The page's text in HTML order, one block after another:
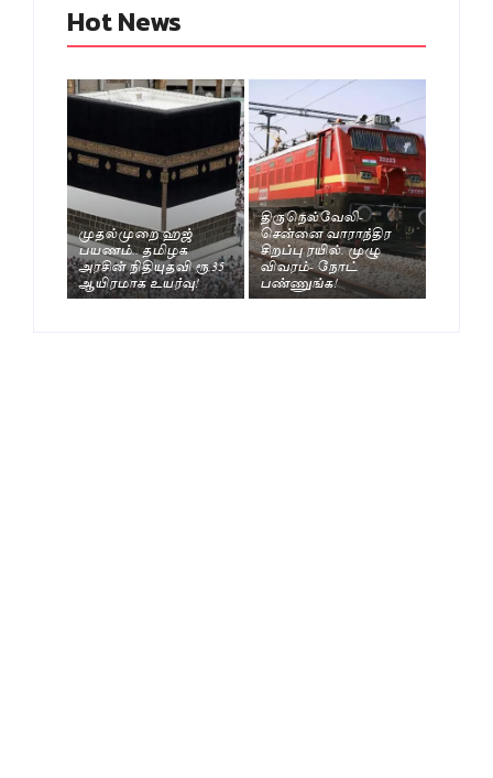
Hot News
முதல்முறை ஹஜ்
பயணம்.. தமிழக
அரசின் நிதியுதவி ரூ.35
ஆயிரமாக உயர்வு!
திருநெல்வேலி-
சென்னை வாராந்திர
சிறப்பு ரயில். முழு
விவரம்- நோட்
பண்ணுங்க!